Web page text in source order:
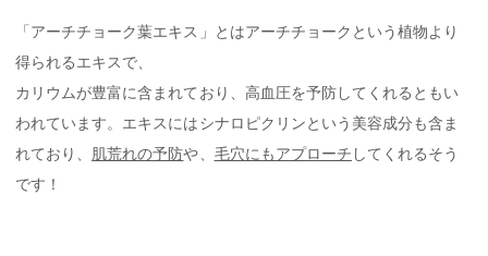
「アーチチョーク葉エキス」とはアーチチョークという植物より
得られるエキスで、
カリウムが豊富に含まれており、高血圧を予防してくれるともい
われています。エキスにはシナロピクリンという美容成分も含ま
れており、 肌荒れの予防や、 毛穴にもアプローチ してくれるそう
です！